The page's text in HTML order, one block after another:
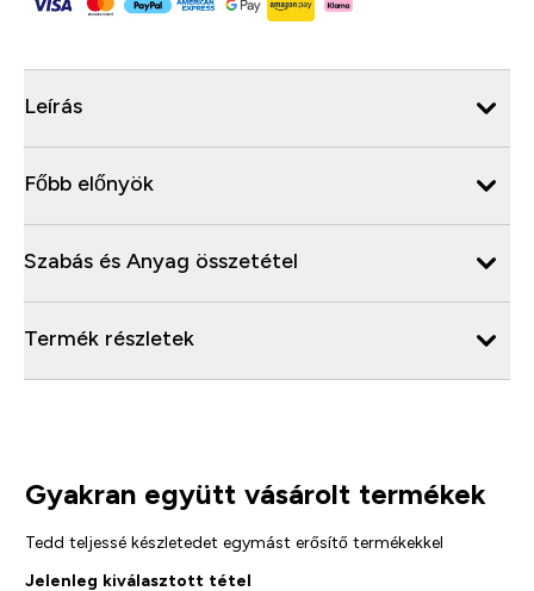
Leírás
Főbb előnyök
Szabás és Anyag összetétel
Termék részletek
Gyakran együtt vásárolt termékek
Tedd teljessé készletedet egymást erősítő termékekkel
Jelenleg kiválasztott tétel